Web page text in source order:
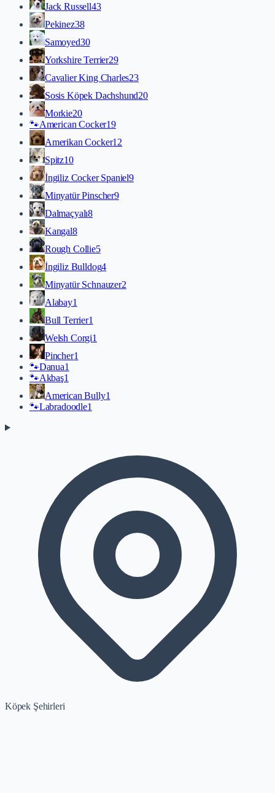
Jack Russell43
Pekinez38
Samoyed30
Yorkshire Terrier29
Cavalier King Charles23
Sosis Köpek Dachshund20
Morkie20
🐾American Cocker19
Amerikan Cocker12
Spitz10
İngiliz Cocker Spaniel9
Minyatür Pinscher9
Dalmaçyalı8
Kangal8
Rough Collie5
İngiliz Bulldog4
Minyatür Schnauzer2
Alabay1
Bull Terrier1
Welsh Corgi1
Pincher1
🐾Danua1
🐾Akbaş1
American Bully1
🐾Labradoodle1
Köpek Şehirleri